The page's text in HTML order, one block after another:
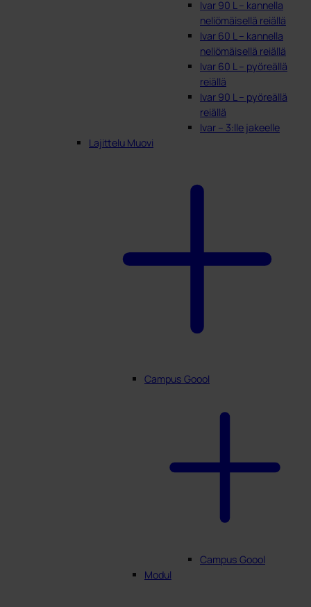
Ivar 90 L – kannella
neliömäisellä reiällä
Ivar 60 L – kannella
neliömäisellä reiällä
Ivar 60 L – pyöreällä
reiällä
Ivar 90 L – pyöreällä
reiällä
Ivar – 3:lle jakeelle
Lajittelu Muovi
Campus Goool
Campus Goool
Modul